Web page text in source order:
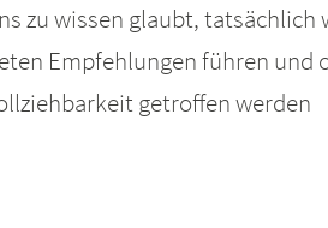
zu wissen glaubt, tatsächlich
Empfehlungen führen und
getroffen werden